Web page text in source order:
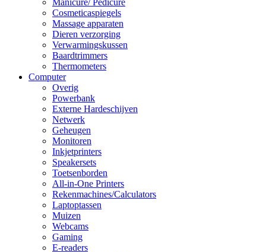
Manicure/ Pedicure
Cosmeticaspiegels
Massage apparaten
Dieren verzorging
Verwarmingskussen
Baardtrimmers
Thermometers
Computer
Overig
Powerbank
Externe Hardeschijven
Netwerk
Geheugen
Monitoren
Inkjetprinters
Speakersets
Toetsenborden
All-in-One Printers
Rekenmachines/Calculators
Laptoptassen
Muizen
Webcams
Gaming
E-readers